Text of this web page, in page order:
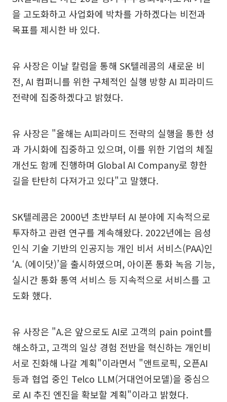
을 고도화하고 사업화에 박차를 가하겠다는 비전과
목표를 제시한 바 있다.
유 사장은 이날 칼럼을 통해 SK텔레콤의 새로운 비
전, AI 컴퍼니를 위한 구체적인 실행 방향 AI 피라미드
전략에 집중하겠다고 밝혔다.
유 사장은 "올해는 AI피라미드 전략의 실행을 통한 성
과 가시화에 집중하고 있으며, 이를 위한 기업의 체질
개선도 함께 진행하며 Global AI Company로 향한
길을 탄탄히 다져가고 있다"고 말했다.
SK텔레콤은 2000년 초반부터 AI 분야에 지속적으로
투자하고 관련 연구를 계속해왔다. 2022년에는 음성
인식 기술 기반의 인공지능 개인 비서 서비스(PAA)인
‘A. (에이닷)’을 출시하였으며, 아이폰 통화 녹음 기능,
실시간 통화 통역 서비스 등 지속적으로 서비스를 고
도화 했다.
유 사장은 "A.은 앞으로도 AI로 고객의 pain point를
해소하고, 고객의 일상 경험 전반을 혁신하는 개인비
서로 진화해 나갈 계획"이라면서 "앤트로픽, 오픈AI
등과 협업 중인 Telco LLM(거대언어모델)을 중심으
로 AI 추진 엔진을 확보할 계획"이라고 밝혔다.